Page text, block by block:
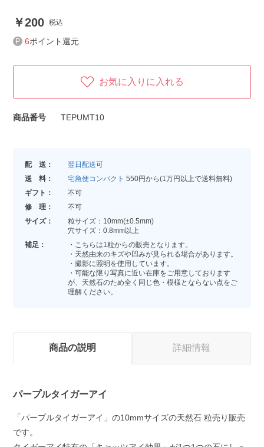
200 税込
6ポイント還元
お気に入りに入れる
商品番号 TEPUMT10
配 送： 翌日配送可
送 料：
宅急便コンパクト 550円から(1万円以上で送料無料)
ギフト：
不可
修 理：
不可
サイズ：
粒サイズ：10mm(±0.5mm)
穴サイズ：0.8mm以上
補足：
・こちらは1粒からの販売となります。
・天然由来のキズや凹みが見られる場合があります。
・撮影に照明を使用しています。
・可能な限り写真に近い在庫をご用意しております
が、天然石のため全く同じ色・模様とならない点をご
理解ください。
商品の説明 詳細情報
パープルタイガーアイ
「パープルタイガーアイ」の10mmサイズの天然石 粒売り販売
です。